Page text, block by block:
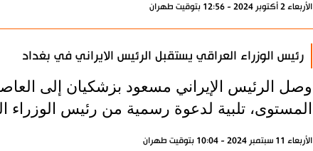
الأربعاء 2 أكتوبر 2024 - 12:56 بتوقيت طهران
رئيس الوزراء العراقي يستقبل الرئيس الايراني في بغداد
وصل الرئيس الإيراني مسعود بزشكيان إلى
المستوى، تلبية لدعوة رسمية من رئيس الوزراء
الأربعاء 11 سبتمبر 2024 - 10:04 بتوقيت طهران